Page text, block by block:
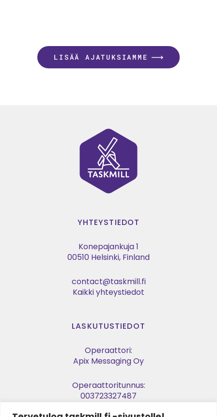
LISÄÄ AJATUKSIAMME
YHTEYSTIEDOT
Konepajankuja 1
00510 Helsinki, Finland
contact@taskmill.fi
Kaikki yhteystiedot
LASKUTUSTIEDOT
Operaattori:
Apix Messaging Oy
Operaattoritunnus:
003723327487